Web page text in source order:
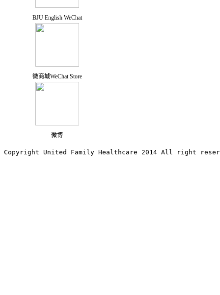
BJU English WeChat
微商城WeChat Store
微博
Copyright United Family Healthcare 2014 All right